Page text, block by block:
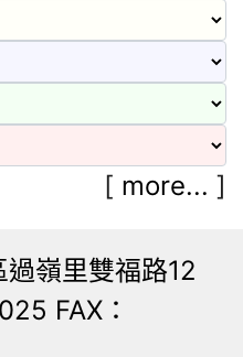
[ more... ]
嶺里雙福路12
FAX：